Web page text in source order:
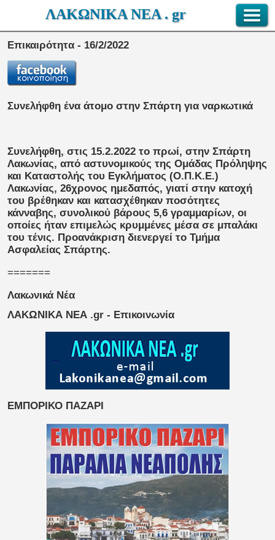
ΛΑΚΩΝΙΚΑ ΝΕΑ . gr
Επικαιρότητα - 16/2/2022
Συνελήφθη ένα άτομο στην Σπάρτη για ναρκωτικά
Συνελήφθη, στις 15.2.2022 το πρωί, στην Σπάρτη
Λακωνίας, από αστυνομικούς της Ομάδας Πρόληψης
και Καταστολής του Εγκλήματος (Ο.Π.Κ.Ε.)
Λακωνίας, 26χρονος ημεδαπός, γιατί στην κατοχή
του βρέθηκαν και κατασχέθηκαν ποσότητες
κάνναβης, συνολικού βάρους 5,6 γραμμαρίων, οι
οποίες ήταν επιμελώς κρυμμένες μέσα σε μπαλάκι
του τένις. Προανάκριση διενεργεί το Τμήμα
Ασφαλείας Σπάρτης.
=======
Λακωνικά Νέα
ΛΑΚΩΝΙΚΑ ΝΕΑ .gr - Επικοινωνία
ΕΜΠΟΡΙΚΟ ΠΑΖΑΡΙ